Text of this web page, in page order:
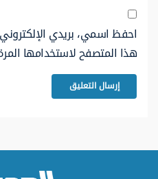
احفظ اسمي، بريدي
هذا المتصفح لاستخدامها